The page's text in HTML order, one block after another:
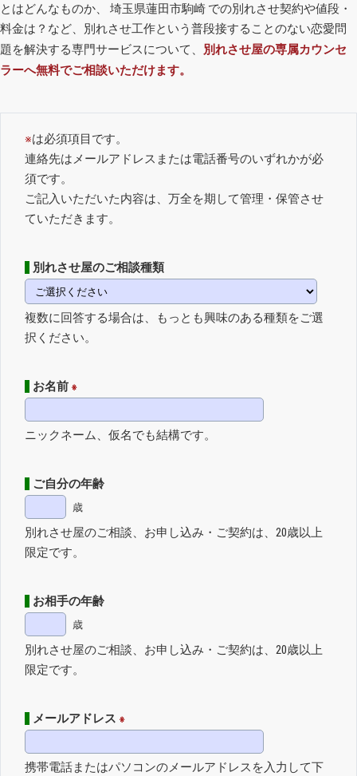
とはどんなものか、 埼玉県蓮田市駒崎 での別れさせ契約や値段・
料金は？など、別れさせ工作という普段接することのない恋愛問
題を解決する専門サービスについて、 別れさせ屋の専属カウンセ
ラーへ無料でご相談いただけます。
※は必須項目です。
連絡先はメールアドレスまたは電話番号のいずれかが必
須です。
ご記入いただいた内容は、万全を期して管理・保管させ
ていただきます。
別れさせ屋のご相談種類
複数に回答する場合は、もっとも興味のある種類をご選
択ください。
お名前 ※
ニックネーム、仮名でも結構です。
ご自分の年齢
歳
別れさせ屋のご相談、お申し込み・ご契約は、20歳以上
限定です。
お相手の年齢
歳
別れさせ屋のご相談、お申し込み・ご契約は、20歳以上
限定です。
メールアドレス ※
携帯電話またはパソコンのメールアドレスを入力して下